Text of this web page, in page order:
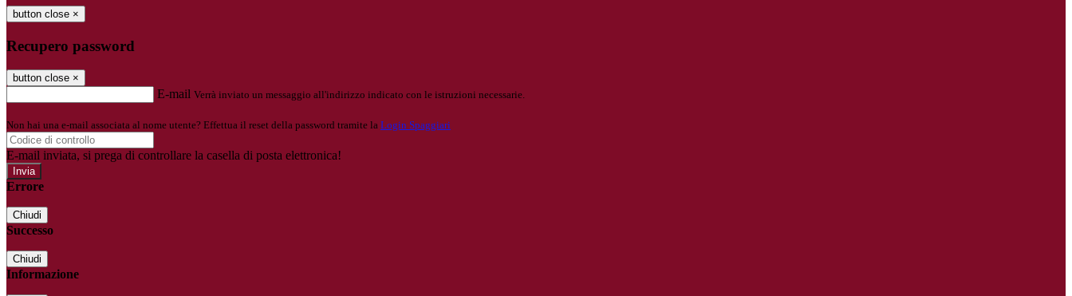
button close ×
Recupero password
button close ×
E-mail Verrà inviato un messaggio all'indirizzo indicato con le istruzioni necessarie.
Non hai una e-mail associata al nome utente? Effettua il reset della password tramite la Login Spaggiari
E-mail inviata, si prega di controllare la casella di posta elettronica!
Errore
Chiudi
Successo
Chiudi
Informazione